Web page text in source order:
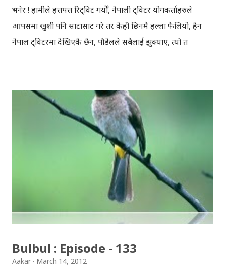
भनेर ! हामीले हत्तपत्त रिट्विट गर्यौँ, नेपाली ट्विटर प्रयोगकर्ताहरुले
आपसमा खुशी पनि साटासाट गरे तर केही छिनमै हल्ला फैलियो, हैन
नेपाल ट्विटरमा देखिएकै छैन, पौडेलले सबैलाई झुक्याए, त्यो त
ट्विटलाई आधारहिन भन्दै ‘फेक’ फोटो र ‘फेक’ ट्रेन्ड भन्दै, ट्विटगर्ने र ती
ट्विट रिट्विट गर्नेको बाढि नै आयो । ती ट्विटहरु देखेपछि मलाई ‘नेपाल’
ट्रेन्ड भएको भएपनि खासै उत्साहित बनाएन ! ट्विटरको टाइमलाइन हेर्नै
दिक्क लाग्नेगरि ट्विट आउन थालेपछि, केही ट्विटर टुलहरु चलाएर हेरेँ
! नेपाल ‘ट्रेन्ड’ भएको हो कि होइन भनेर थाहा पाउन, ट्विटको,
सोसलमेन्सन, टप्सी आदि ‘साइट’हरुमा धाइयो तर ‘नेपाल’ को नाम
निशान कहीँ भेटिएन ! जी. पौडेल सँग पहिले पनि ट्विटरमा कुराकानी
भइरहने भएका कारण, पौडेलको ट्विट र फोटो सही छ भन्ने विश्वासमा
Bulbul : Episode - 133
Aakar March 14, 2012